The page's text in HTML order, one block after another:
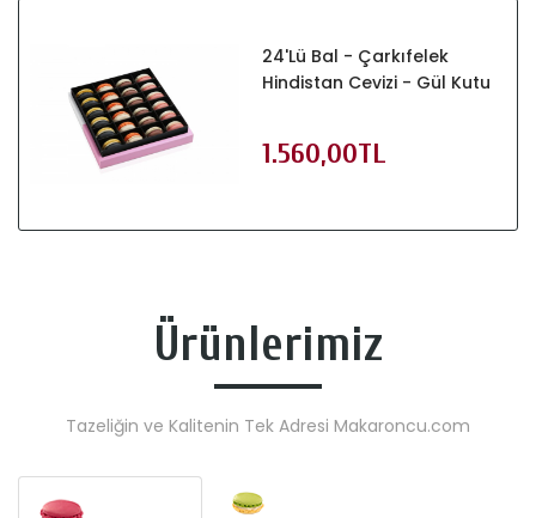
24'lü Bal - Çarkıfelek
Hindistan Cevizi - Gül Kutu
1.560,00TL
Ürünlerimiz
Tazeliğin ve Kalitenin Tek Adresi Makaroncu.com